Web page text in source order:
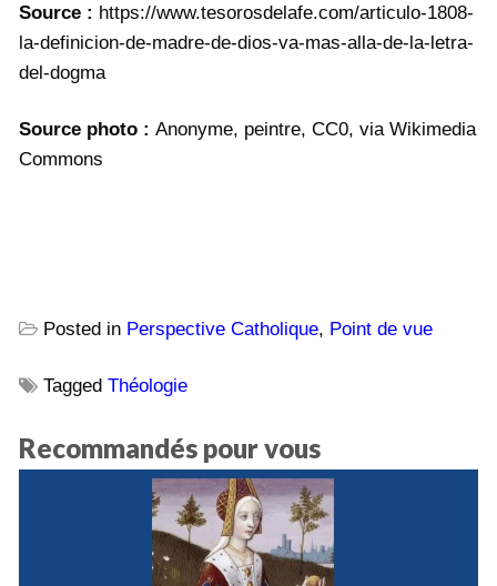
Source : https://www.tesorosdelafe.com/articulo-1808-
la-definicion-de-madre-de-dios-va-mas-alla-de-la-letra-
del-dogma
Source photo : Anonyme, peintre, CC0, via Wikimedia
Commons
Posted in Perspective Catholique, Point de vue
Tagged Théologie
Recommandés pour vous